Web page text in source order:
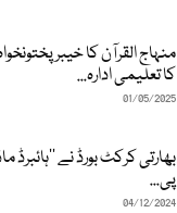
منہاج القرآن کا
کا تعلیمی ادارہ...
01/05/2025
بھارتی کرکٹ بورڈ نے ’’ہائبرڈ
پی...
04/12/2024